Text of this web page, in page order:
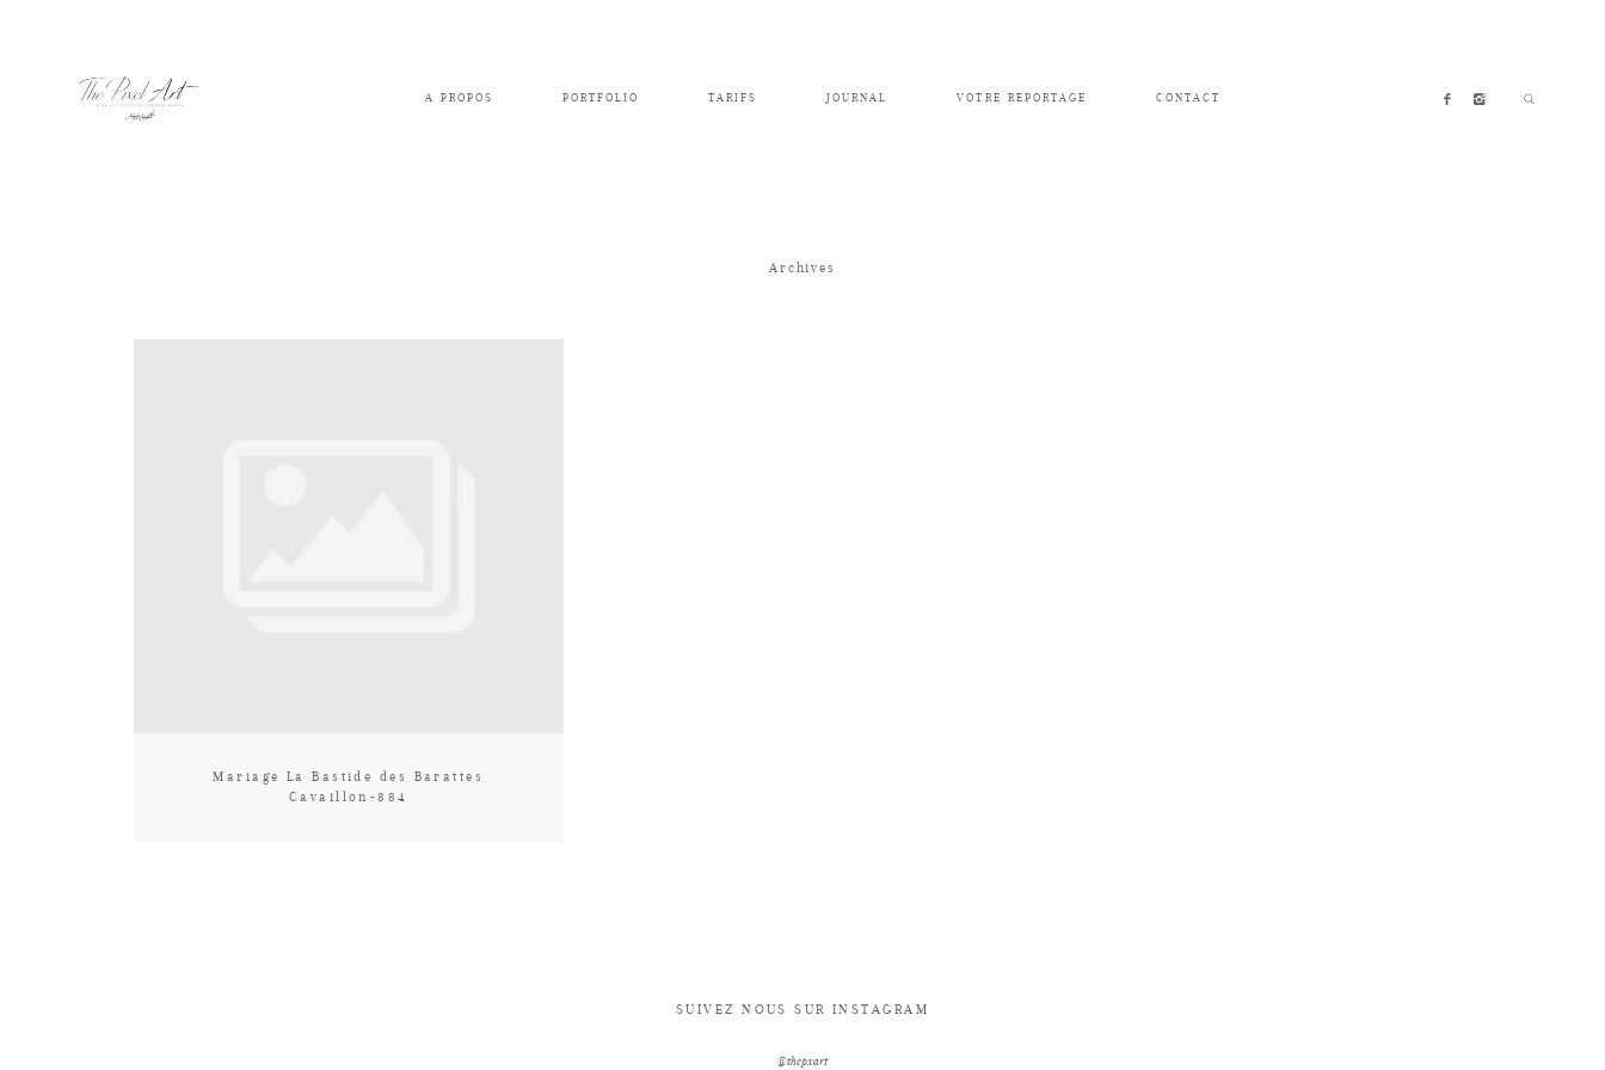
A PROPOS PORTFOLIO TARIFS JOURNAL VOTRE REPORTAGE CONTACT
Archives
Mariage La Bastide des Barattes
Cavaillon-884
SUIVEZ NOUS SUR INSTAGRAM
@thepxart